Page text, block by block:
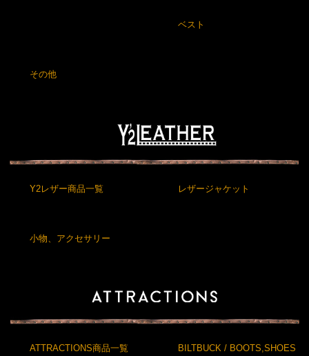
ベスト
その他
Y2レザー商品一覧 レザージャケット
小物、アクセサリー
ATTRACTIONS商品一覧 BILTBUCK / BOOTS,SHOES